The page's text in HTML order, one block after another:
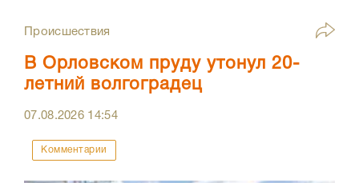
Происшествия
В Орловском пруду утонул 20-
летний волгоградец
07.08.2026 14:54
Комментарии